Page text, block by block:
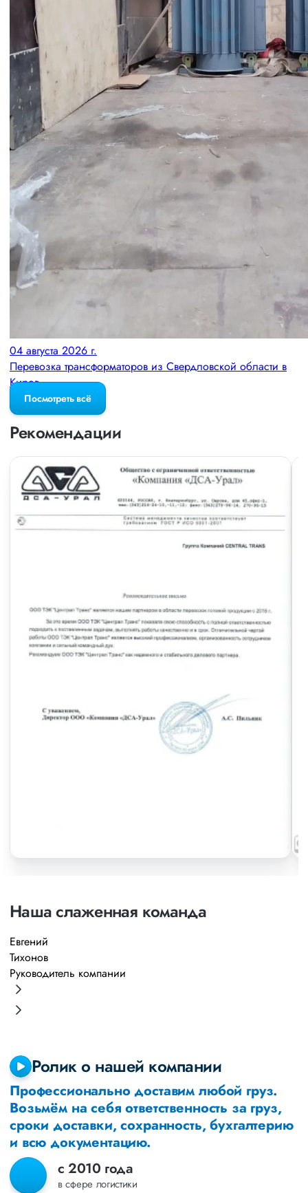
04 августа 2026 г.
Перевозка трансформаторов из Свердловской области в
Киров
Посмотреть всё
Рекомендации
Наша слаженная команда
Евгений
Тихонов
Руководитель компании
Ролик о нашей компании
Профессионально доставим любой груз.
Возьмём на себя ответственность за груз,
сроки доставки, сохранность, бухгалтерию
и всю документацию.
с 2010 года
в сфере логистики